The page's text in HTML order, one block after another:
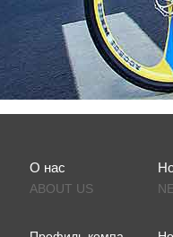
О нас
ABOUT US